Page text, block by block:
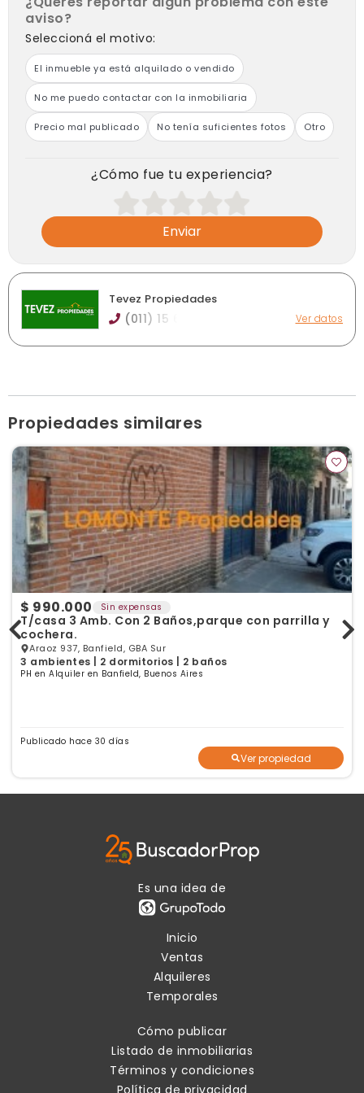
1168872001
aviso?
Seleccioná el motivo:
El inmueble ya está alquilado o vendido
No me puedo contactar con la inmobiliaria
Precio mal publicado No tenía suficientes fotos Otro
¿Cómo fue tu experiencia?
Enviar
Tevez Propiedades
(011) 15 6 Ver datos
Ver publicaciones de la inmobiliaria
Propiedades similares
$ 990.000 Sin expensas
T/casa 3 Amb. Con 2 Baños,parque con parrilla y
cochera.
Araoz 937, Banfield, GBA Sur
3 ambientes | 2 dormitorios | 2 baños
PH en Alquiler en Banfield, Buenos Aires
Publicado hace 30 días
Ver propiedad
Es una idea de
Inicio
Ventas
Alquileres
Temporales
Cómo publicar
Listado de inmobiliarias
Términos y condiciones
Política de privacidad